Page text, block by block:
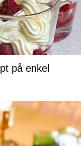
på enkel